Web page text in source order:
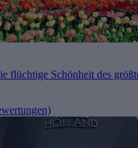
flüchtige Schönheit des